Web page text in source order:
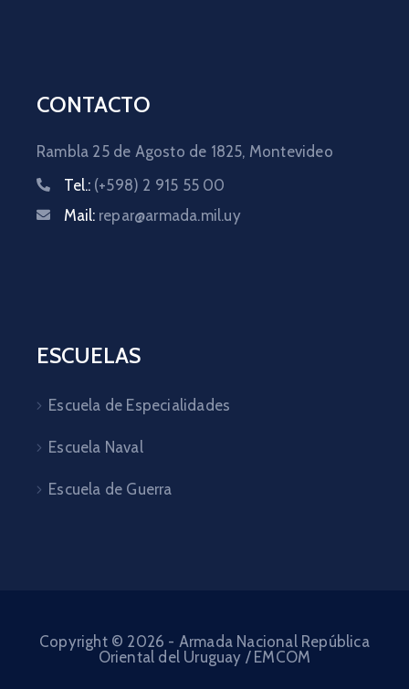
CONTACTO
Rambla 25 de Agosto de 1825, Montevideo
Tel.: (+598) 2 915 55 00
Mail: repar@armada.mil.uy
ESCUELAS
Escuela de Especialidades
Escuela Naval
Escuela de Guerra
Copyright © 2026 - Armada Nacional República
Oriental del Uruguay / EMCOM